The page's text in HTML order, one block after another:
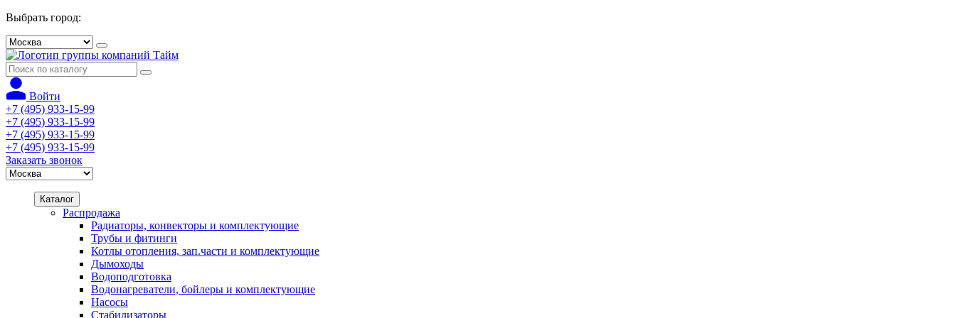
Выбрать город:
Войти
+7 (495) 933-15-99
+7 (495) 933-15-99
+7 (495) 933-15-99
+7 (495) 933-15-99
Заказать звонок
Каталог
Распродажа
Радиаторы, конвекторы и комплектующие
Трубы и фитинги
Котлы отопления, зап.части и комплектующие
Дымоходы
Водоподготовка
Водонагреватели, бойлеры и комплектующие
Насосы
Стабилизаторы